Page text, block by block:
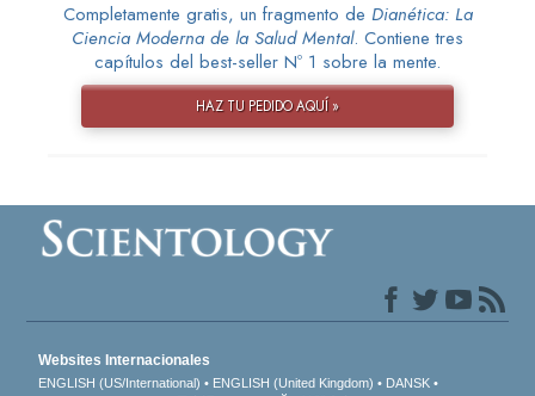
Completamente gratis, un fragmento de Dianética: La
Ciencia Moderna de la Salud Mental. Contiene tres
capítulos del best-seller Nº 1 sobre la mente.
HAZ TU PEDIDO AQUÍ »
Websites Internacionales
ENGLISH (US/International) ENGLISH (United Kingdom)
DANSK